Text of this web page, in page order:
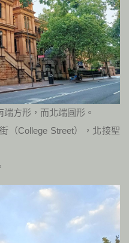
方形，而北端圓形。
（College Street），北接聖